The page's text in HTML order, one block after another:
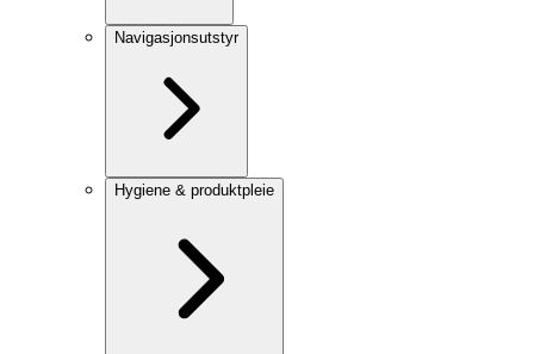
Navigasjonsutstyr
Hygiene & produktpleie